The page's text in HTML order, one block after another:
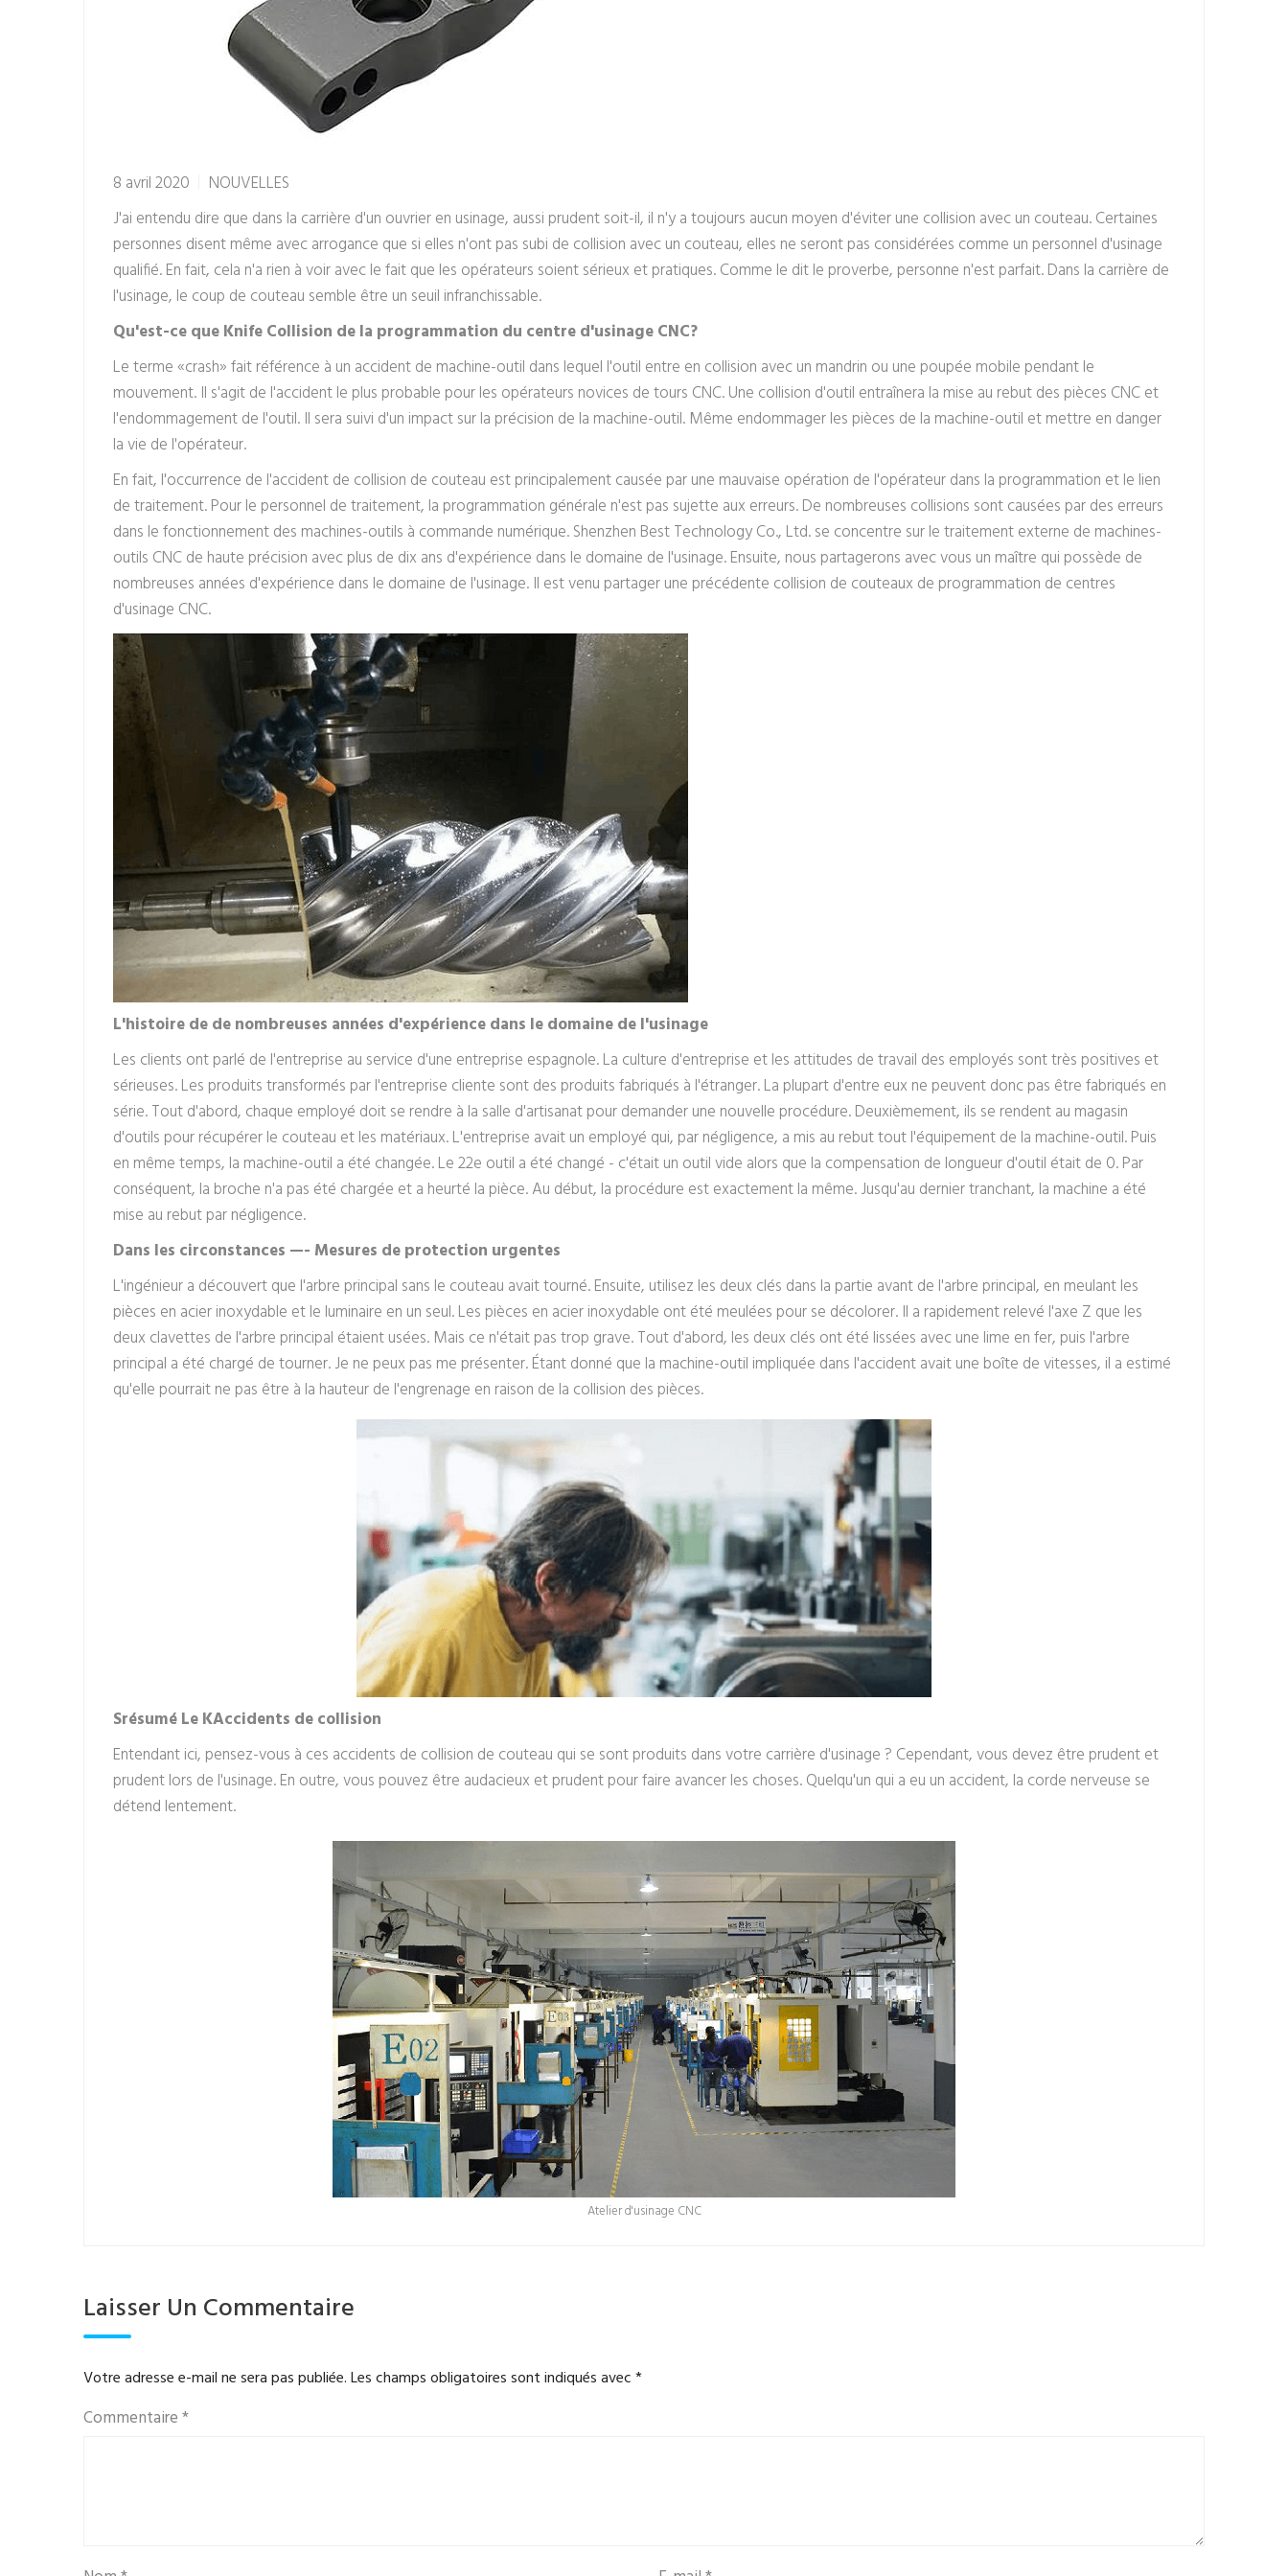
8 avril 2020
NOUVELLES
J'ai entendu dire que dans la carrière d'un ouvrier en usinage, aussi prudent soit-il, il n'y a toujours aucun moyen d'éviter une collision avec un couteau. Certaines
personnes disent même avec arrogance que si elles n'ont pas subi de collision avec un couteau, elles ne seront pas considérées comme un personnel d'usinage
qualifié. En fait, cela n'a rien à voir avec le fait que les opérateurs soient sérieux et pratiques. Comme le dit le proverbe, personne n'est parfait. Dans la carrière de
l'usinage, le coup de couteau semble être un seuil infranchissable.
Qu'est-ce que Knife Collision de la programmation du centre d'usinage CNC?
Le terme «crash» fait référence à un accident de machine-outil dans lequel l'outil entre en collision avec un mandrin ou une poupée mobile pendant le
mouvement. Il s'agit de l'accident le plus probable pour les opérateurs novices de tours CNC. Une collision d'outil entraînera la mise au rebut des pièces CNC et
l'endommagement de l'outil. Il sera suivi d'un impact sur la précision de la machine-outil. Même endommager les pièces de la machine-outil et mettre en danger
la vie de l'opérateur.
En fait, l'occurrence de l'accident de collision de couteau est principalement causée par une mauvaise opération de l'opérateur dans la programmation et le lien
de traitement. Pour le personnel de traitement, la programmation générale n'est pas sujette aux erreurs. De nombreuses collisions sont causées par des erreurs
dans le fonctionnement des machines-outils à commande numérique. Shenzhen Best Technology Co., Ltd. se concentre sur le traitement externe de machines-
outils CNC de haute précision avec plus de dix ans d'expérience dans le domaine de l'usinage. Ensuite, nous partagerons avec vous un maître qui possède de
nombreuses années d'expérience dans le domaine de l'usinage. Il est venu partager une précédente collision de couteaux de programmation de centres
d'usinage CNC.
L'histoire dede nombreuses années d'expérience dans le domaine de l'usinage
Les clients ont parlé de l'entreprise au service d'une entreprise espagnole. La culture d'entreprise et les attitudes de travail des employés sont très positives et
sérieuses. Les produits transformés par l'entreprise cliente sont des produits fabriqués à l'étranger. La plupart d'entre eux ne peuvent donc pas être fabriqués en
série. Tout d'abord, chaque employé doit se rendre à la salle d'artisanat pour demander une nouvelle procédure. Deuxièmement, ils se rendent au magasin
d'outils pour récupérer le couteau et les matériaux. L'entreprise avait un employé qui, par négligence, a mis au rebut tout l'équipement de la machine-outil. Puis
en même temps, la machine-outil a été changée. Le 22e outil a été changé - c'était un outil vide alors que la compensation de longueur d'outil était de 0. Par
conséquent, la broche n'a pas été chargée et a heurté la pièce. Au début, la procédure est exactement la même. Jusqu'au dernier tranchant, la machine a été
mise au rebut par négligence.
Dans les circonstances —- Mesures de protection urgentes
L'ingénieur a découvert que l'arbre principal sans le couteau avait tourné. Ensuite, utilisez les deux clés dans la partie avant de l'arbre principal, en meulant les
pièces en acier inoxydable et le luminaire en un seul. Les pièces en acier inoxydable ont été meulées pour se décolorer. Il a rapidement relevé l'axe Z que les
deux clavettes de l'arbre principal étaient usées. Mais ce n'était pas trop grave. Tout d'abord, les deux clés ont été lissées avec une lime en fer, puis l'arbre
principal a été chargé de tourner. Je ne peux pas me présenter. Étant donné que la machine-outil impliquée dans l'accident avait une boîte de vitesses, il a estimé
qu'elle pourrait ne pas être à la hauteur de l'engrenage en raison de la collision des pièces.
Srésumé LeKAccidents de collision
Entendant ici, pensez-vous à ces accidents de collision de couteau qui se sont produits dans votre carrière d'usinage ? Cependant, vous devez être prudent et
prudent lors de l'usinage. En outre, vous pouvez être audacieux et prudent pour faire avancer les choses. Quelqu'un qui a eu un accident, la corde nerveuse se
détend lentement.
Atelier d'usinage CNC
Laisser Un Commentaire
Votre adresse e-mail ne sera pas publiée.Les champs obligatoires sont indiqués avec*
Commentaire*